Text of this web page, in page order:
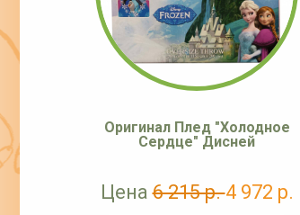
Оригинал Плед "Холодное
Сердце" Дисней
Цена6 215 р.4 972 р.